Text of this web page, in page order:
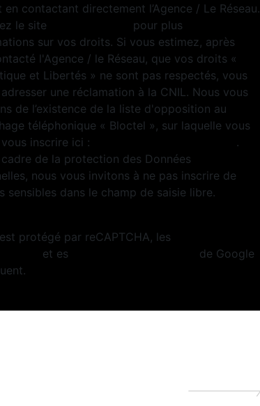
en contactant directement l’Agence / Le Réseau.
le site
pour plus
sur vos droits. Si vous estimez, après
l'Agence / le Réseau, que vos droits «
et Libertés » ne sont pas respectés, vous
une réclamation à la CNIL. Nous vous
de l’existence de la liste d'opposition au
téléphonique « Bloctel », sur laquelle vous
inscrire ici :
.
de la protection des Données
nous vous invitons à ne pas inscrire de
sensibles dans le champ de saisie libre.
protégé par reCAPTCHA, les
et es
de Google